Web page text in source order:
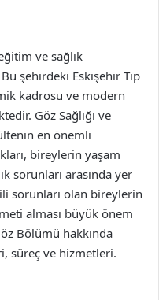
ve sağlık
şehirdeki Eskişehir Tıp
kadrosu ve modern
Göz Sağlığı ve
en önemli
bireylerin yaşam
sorunları arasında yer
sorunları olan bireylerin
alması büyük önem
Bölümü hakkında
süreç ve hizmetleri.